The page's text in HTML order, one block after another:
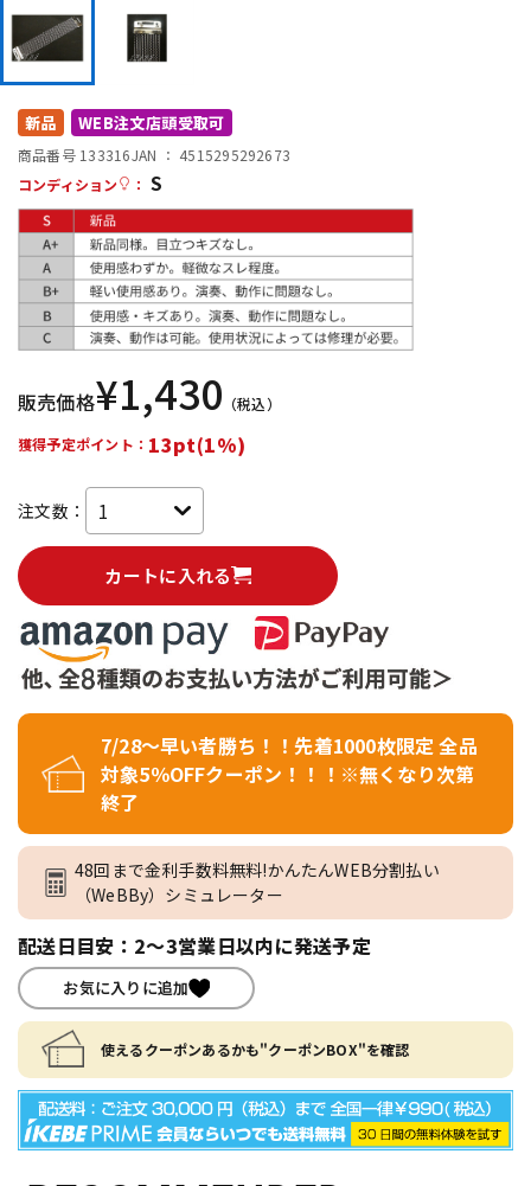
DTM オンライン納品
配信/ライブ機器
中古 ヴィンテージ
新品 WEB注文店頭受取可
商品番号 133316JAN ： 4515295292673
コンディション
： S
販売価格¥1,430 （税込）
獲得予定ポイント： 13pt(1%)
注文数：
カートに入れる
7/28～早い者勝ち！！先着1000枚限定 全品
対象5％OFFクーポン！！！※無くなり次第
終了
48回まで金利手数料無料!かんたんWEB分割払い
（WeBBy）シミュレーター
配送日目安：2～3営業日以内に発送予定
お気に入りに追加
使えるクーポンあるかも"クーポンBOX"を確認